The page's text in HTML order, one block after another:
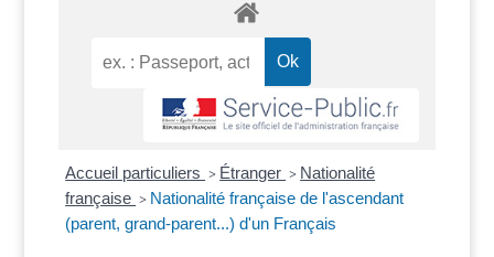
Accueil particuliers > Étranger > Nationalité
française > Nationalité française de l'ascendant
(parent, grand-parent...) d'un Français